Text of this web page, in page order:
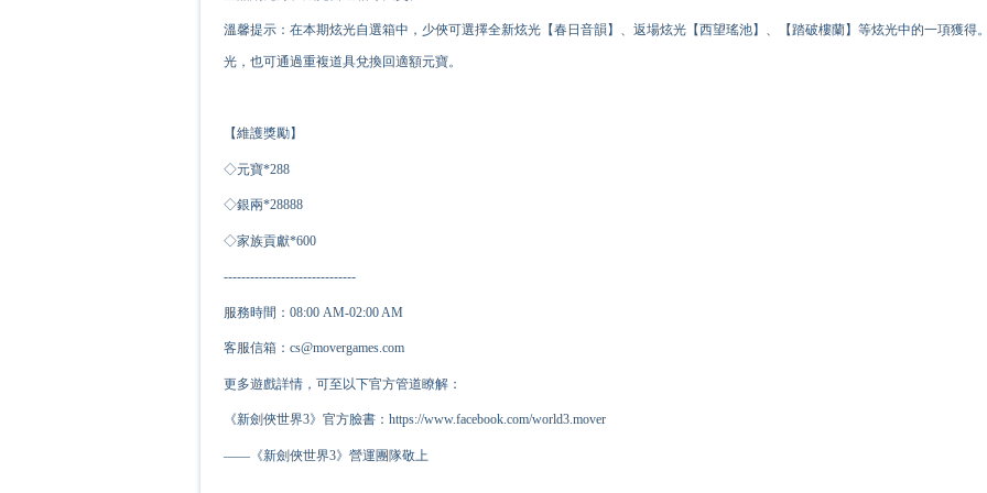
溫馨提示：在本期炫光自選箱中，少俠可選擇全新炫光【春日音韻】、返場炫光【西望瑤池】、【踏破樓蘭】等炫光中的一項獲得
光，也可通過重複道具兌換回適額元寶。
【維護獎勵】
◇元寶*288
◇銀兩*28888
◇家族貢獻*600
------------------------------
服務時間：08:00 AM-02:00 AM
客服信箱：cs@movergames.com
更多遊戲詳情，可至以下官方管道瞭解：
《新劍俠世界3》官方臉書：https://www.facebook.com/world3.mover
——《新劍俠世界3》營運團隊敬上